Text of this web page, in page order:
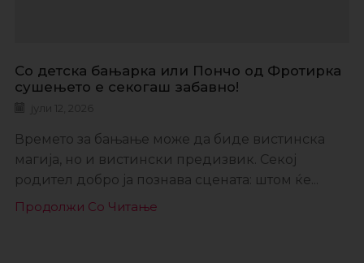
Со детска бањарка или Пончо од Фротирка
сушењето е секогаш забавно!
јули 12, 2026
Времето за бањање може да биде вистинска
магија, но и вистински предизвик. Секој
родител добро ја познава сцената: штом ќе...
Продолжи Со Читање